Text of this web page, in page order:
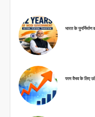
भारत के
परम वैभव के लिए